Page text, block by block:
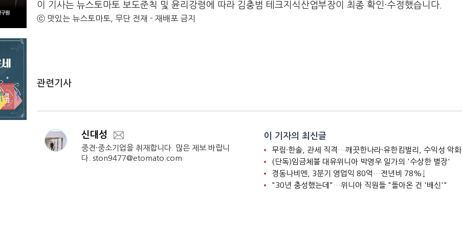
이 기사는 뉴스토마토 보도준칙 및 윤리강령에 따라 김충범 테크지식산업부장이 최종 확인·수정했습니다.
ⓒ 맛있는 뉴스토마토, 무단 전재 - 재배포 금지
관련기사
신대성
중견·중소기업을 취재합니다. 많은 제보 바랍니
다. ston9477@etomato.com
이 기자의 최신글
무림·한솔, 관세 직격…깨끗한나라·유한킴벌리, 수익성 악화
(단독)임금체불 대유위니아 박영우 일가의 '수상한 별장'
경동나비엔, 3분기 영업익 80억…전년비 78%↓
"30년 충성했는데"…위니아 직원들 "돌아온 건 '배신'"